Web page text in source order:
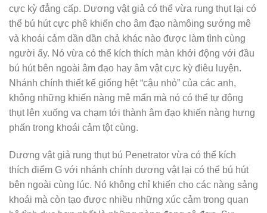
cực kỳ đẳng cấp. Dương vật giả có thể vừa rung thụt lại có
thể bú hút cực phê khiến cho âm đạo nàmôing sướng mê
và khoái cảm dần dần chả khác nào được làm tình cùng
người ấy. Nó vừa có thể kích thích màn khởi động với đầu
bú hút bên ngoài âm đạo hay âm vật cực kỳ điêu luyện.
Nhánh chính thiết kế giống hệt “cậu nhỏ” của các anh,
không những khiến nàng mê mẩn mà nó có thể tự động
thụt lên xuống va chạm tới thành âm đạo khiến nàng hưng
phấn trong khoái cảm tột cùng.
Dương vật giả rung thụt bú Penetrator vừa có thể kích
thích điểm G với nhánh chính dương vật lại có thể bú hút
bên ngoài cùng lúc. Nó không chỉ khiến cho các nàng sảng
khoái mà còn tạo được nhiều những xúc cảm trong quan